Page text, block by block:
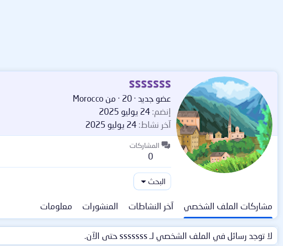
sssssss
عضو جديد ·
· من Morocco
إنضم 24 يوليو 2025
آخر نشاط 24 يوليو 2025
المشاركات
0
البحث
مشاركات الملف الشخصي آخر النشاطات المنشورات معلومات
لا توجد رسائل في الملف الشخصي لـ sssssss حتى الآن.